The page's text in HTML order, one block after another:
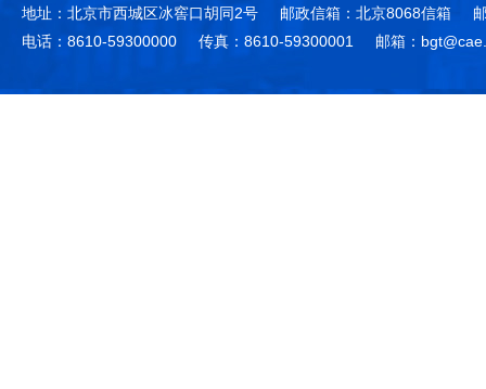
地址：北京市西城区冰窖口胡同2号
邮政信箱：北京8068信箱
电话：8610-59300000
传真：8610-59300001 邮箱：